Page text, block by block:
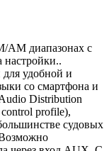
АМ диапазонах с
настройки..
для удобной и
со смартфона и
Distribution
profile),
судовых